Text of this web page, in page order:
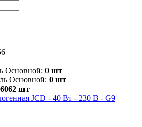
Основной: 0 шт
Основной: 0 шт
6062 шт
JCD - 40 Вт - 230 В - G9